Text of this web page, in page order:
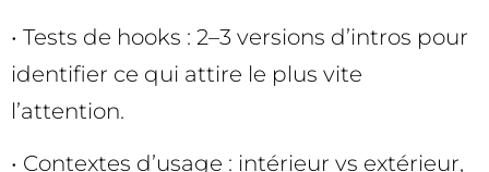
• Tests de hooks : 2–3 versions d’intros pour
identifier ce qui attire le plus vite
l’attention.
• Contextes d’usage : intérieur vs extérieur,